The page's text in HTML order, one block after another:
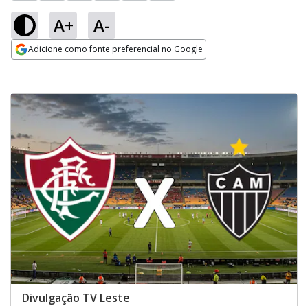
A+ A-
Adicione como fonte preferencial no Google
Divulgação TV Leste